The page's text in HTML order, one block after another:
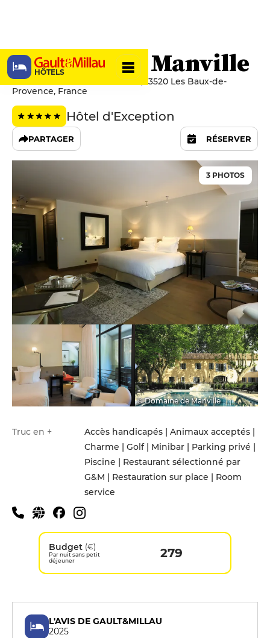
HÔTELS
Domaine de Manville
Golf Du Domaine De Manville, 13520 Les Baux-de-
Provence, France
Hôtel d'Exception
PARTAGER RÉSERVER
© Domaine de Manville
3 PHOTOS
Truc en +
Accès handicapés | Animaux acceptés |
Charme | Golf | Minibar | Parking privé |
Piscine | Restaurant sélectionné par
G&M | Restauration sur place | Room
service
Budget (€)
Par nuit sans petit
déjeuner
279
L'AVIS DE GAULT&MILLAU
2025